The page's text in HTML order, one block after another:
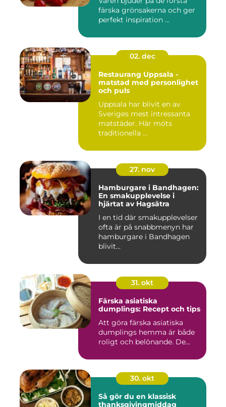
färska grönsakerna och ger
perfekt inspiration ...
02. dec
Restaurang Uppsala -
matstad med personlighet
och puls
Uppsala har blivit en av
Sveriges mest intressanta
matstäder. Här möts
traditionella ...
27. nov
Hamburgare i Bandhagen:
En smakupplevelse i
hjärtat av Hagsätra
I en tid där smakupplevelser
ofta är på snabbmenyn har
hamburgare i Bandhagen
blivit...
31. okt
Färska asiatiska
dumplings: Recept och tips
Att göra färska asiatiska
dumplings hemma är både
roligt och belönande. De...
30. okt
Så gör du en klassisk
thanksgivingmiddag